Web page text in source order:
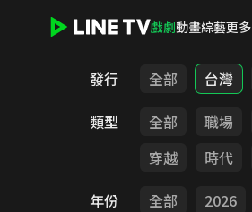
戲劇動畫綜藝更多
發行 全部 台灣
類型
全部 職場
穿越
時代
年份
全部 2026